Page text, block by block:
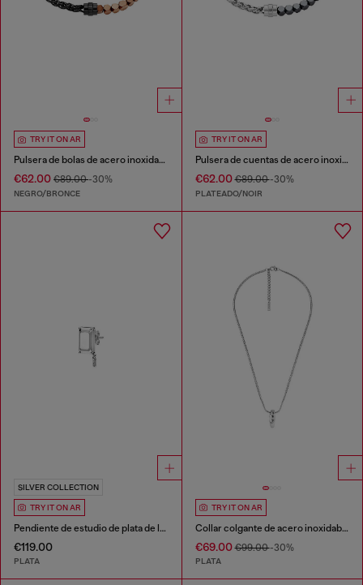
TRY IT ON AR
Pulsera de bolas de acero inoxidable y hematita
€62.00 €89.00-30%
NEGRO/BRONCE
TRY IT ON AR
Pulsera de cuentas de acero inoxidable y hematita
€62.00€89.00-30%
PLATEADO/NOIR
SILVER COLLECTION
TRY IT ON AR
Pendiente de estudio de plata de ley
€119.00
PLATA
TRY IT ON AR
Collar colgante de acero inoxidable
€69.00€99.00-30%
PLATA